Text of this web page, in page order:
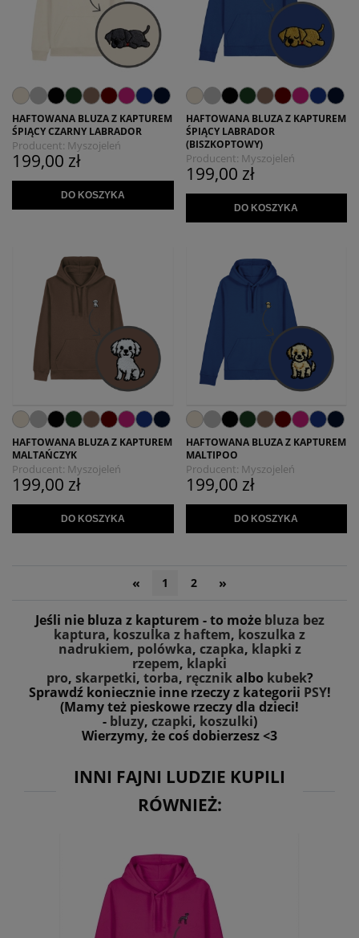
HAFTOWANA BLUZA Z KAPTUREM
ŚPIĄCY CZARNY LABRADOR
Producent: Myszojeleń
199,00 zł
DO KOSZYKA
HAFTOWANA BLUZA Z KAPTUREM
ŚPIĄCY LABRADOR
(BISZKOPTOWY)
Producent: Myszojeleń
199,00 zł
DO KOSZYKA
HAFTOWANA BLUZA Z KAPTUREM
MALTAŃCZYK
Producent: Myszojeleń
199,00 zł
DO KOSZYKA
HAFTOWANA BLUZA Z KAPTUREM
MALTIPOO
Producent: Myszojeleń
199,00 zł
DO KOSZYKA
« 1 2 »
Jeśli nie bluza z kapturem - to może bluza bez
kaptura, koszulka z haftem, koszulka z
nadrukiem, polówka, czapka, klapki z
rzepem, klapki
pro, skarpetki, torba, ręcznikalbo kubek?
Sprawdź koniecznie inne rzeczy z kategorii PSY!
(Mamy też pieskowe rzeczy dla dzieci!
- bluzy, czapki, koszulki)
Wierzymy, że coś dobierzesz <3
INNI FAJNI LUDZIE KUPILI
RÓWNIEŻ: